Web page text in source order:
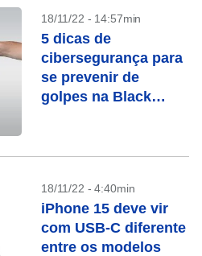
18/11/22 - 14:57min
5 dicas de
cibersegurança para
se prevenir de
golpes na Black
18/11/22 - 4:40min
iPhone 15 deve vir
com USB-C diferente
entre os modelos